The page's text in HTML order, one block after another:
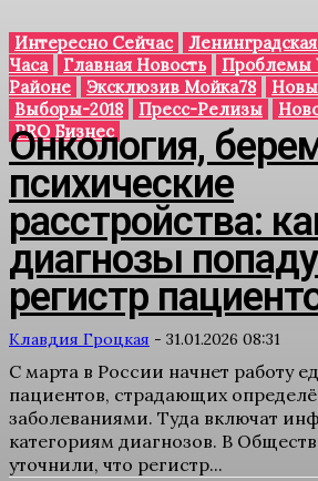
Интересно Сейчас
Часа
Главная Новость Проблемы
Районе
Эксклюзив Мойка78
Выборы-2018
Пресс-Релизы
PRO Бизнес
Онкология,
психические
расстройства:
диагнозы
регистр
Клавдия Гроцкая - 31.01.2026 08:31
С марта в России начнет работу
пациентов, страдающих
заболеваниями. Туда включат
категориям диагнозов. В
уточнили, что регистр...